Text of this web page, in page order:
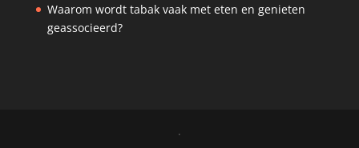
Waarom wordt tabak vaak met eten en genieten
geassocieerd?
.